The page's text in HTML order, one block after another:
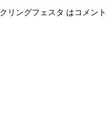
リングフェスタ はコメン